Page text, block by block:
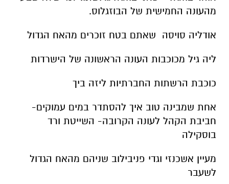
מהעונה החמישית של הבוזגלוס.
אודליה סויסה שאתם בטח זוכרים מהאח הגדול
ליה גיל מכוכבות העונה הראשונה של הישרדות
כוכבת הרשתות החברתיות ליזה ביך
אחת שמבינה טוב איך להסתדר במים עמוקים-
חביבת הקהל לעונה הקרובה- השייטת ורד
בוסקילה
מעיין אשכנזי וגדי פניבילוב שניהם מהאח הגדול
לשעבר